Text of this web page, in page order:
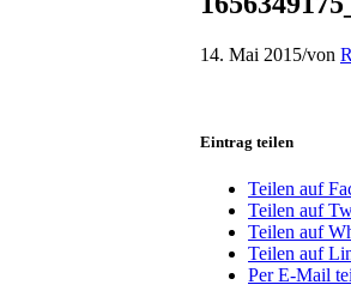
14. Mai 2015/von
Eintrag teilen
Teilen auf
Teilen auf
Teilen auf
Teilen auf
Per E-Mail